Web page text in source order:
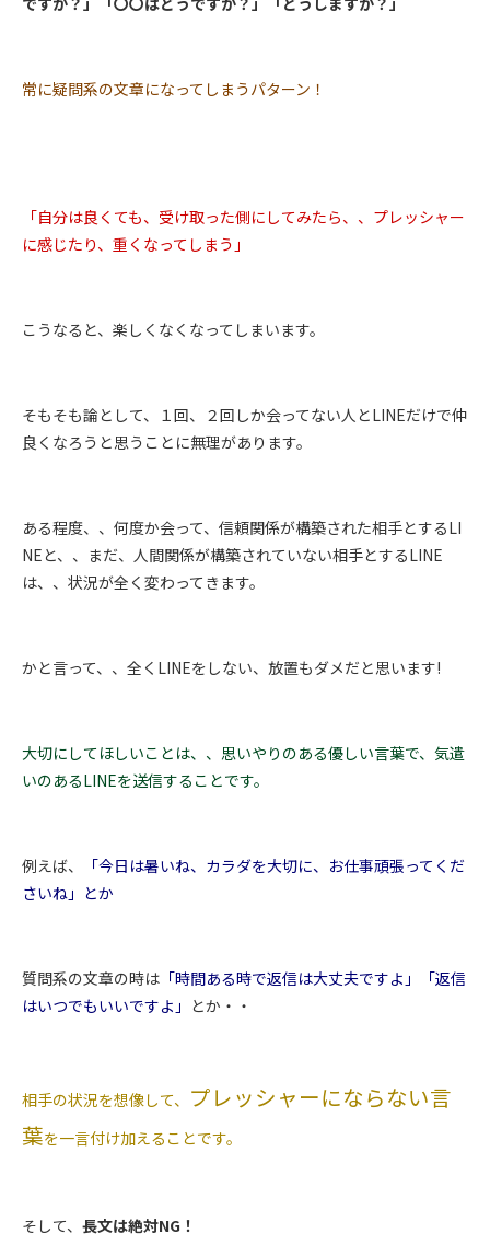
常に疑問系の文章になってしまうパターン！
「自分は良くても、受け取った側にしてみたら、、プレッシャー
に感じたり、重くなってしまう」
こうなると、楽しくなくなってしまいます。
そもそも論として、１回、２回しか会ってない人とLINEだけで仲
良くなろうと思うことに無理があります。
ある程度、、何度か会って、信頼関係が構築された相手とするLI
NEと、、まだ、人間関係が構築されていない相手とするLINE
は、、状況が全く変わってきます。
かと言って、、全くLINEをしない、放置もダメだと思います!
大切にしてほしいことは、、思いやりのある優しい言葉で、気遣
いのあるLINEを送信することです。
例えば、
「今日は暑いね、カラダを大切に、お仕事頑張ってくだ
さいね」とか
質問系の文章の時は 「時間ある時で返信は大丈夫ですよ」「返信
はいつでもいいですよ」 とか・・
相手の状況を想像して、 プレッシャーにならない言
葉を一言付け加えることです。
そして、 長文は絶対NG！